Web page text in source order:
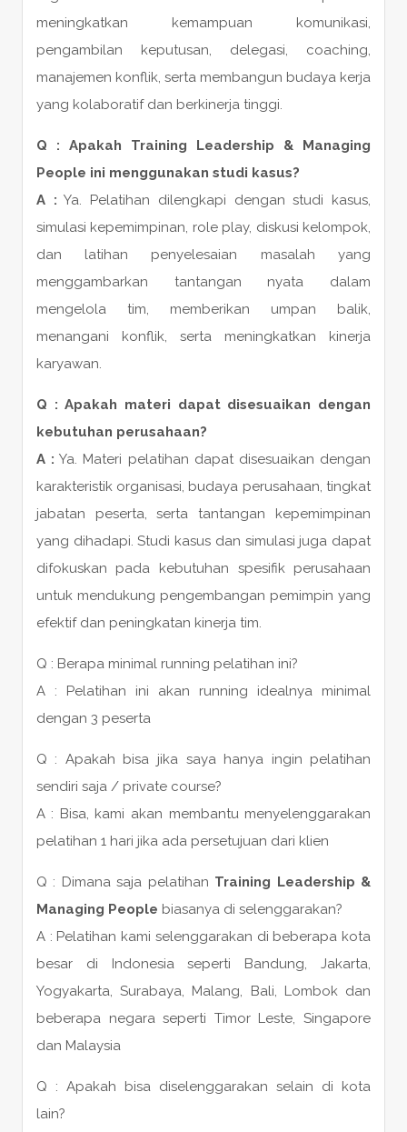
meningkatkan kemampuan komunikasi,
pengambilan keputusan, delegasi, coaching,
manajemen konflik, serta membangun budaya kerja
yang kolaboratif dan berkinerja tinggi.
Q : Apakah Training Leadership & Managing
People ini menggunakan studi kasus?
A : Ya. Pelatihan dilengkapi dengan studi kasus,
simulasi kepemimpinan, role play, diskusi kelompok,
dan latihan penyelesaian masalah yang
menggambarkan tantangan nyata dalam
mengelola tim, memberikan umpan balik,
menangani konflik, serta meningkatkan kinerja
karyawan.
Q : Apakah materi dapat disesuaikan dengan
kebutuhan perusahaan?
A : Ya. Materi pelatihan dapat disesuaikan dengan
karakteristik organisasi, budaya perusahaan, tingkat
jabatan peserta, serta tantangan kepemimpinan
yang dihadapi. Studi kasus dan simulasi juga dapat
difokuskan pada kebutuhan spesifik perusahaan
untuk mendukung pengembangan pemimpin yang
efektif dan peningkatan kinerja tim.
Q : Berapa minimal running pelatihan ini?
A : Pelatihan ini akan running idealnya minimal
dengan 3 peserta
Q : Apakah bisa jika saya hanya ingin pelatihan
sendiri saja / private course?
A : Bisa, kami akan membantu menyelenggarakan
pelatihan 1 hari jika ada persetujuan dari klien
Q : Dimana saja pelatihan Training Leadership &
Managing People biasanya di selenggarakan?
A : Pelatihan kami selenggarakan di beberapa kota
besar di Indonesia seperti Bandung, Jakarta,
Yogyakarta, Surabaya, Malang, Bali, Lombok dan
beberapa negara seperti Timor Leste, Singapore
dan Malaysia
Q : Apakah bisa diselenggarakan selain di kota
lain?